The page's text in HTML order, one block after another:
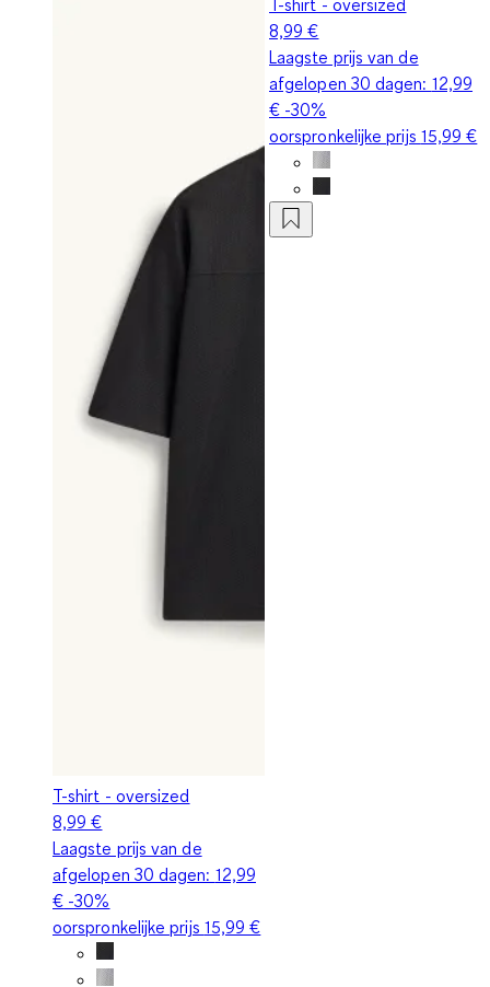
T-shirt - oversized
8,99 €
Laagste prijs van de
afgelopen 30 dagen: 12,99
€ -30%
oorspronkelijke prijs 15,99 €
8,99 €
Laagste prijs van de
afgelopen 30 dagen: 12,99
€ -30%
oorspronkelijke prijs 15,99 €